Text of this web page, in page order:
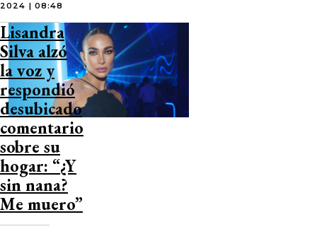
2024 | 08:48
Lisandra
Silva alzó
la voz y
respondió
desubicado
comentario
sobre su
hogar: “¿Y
sin nana?
Me muero”